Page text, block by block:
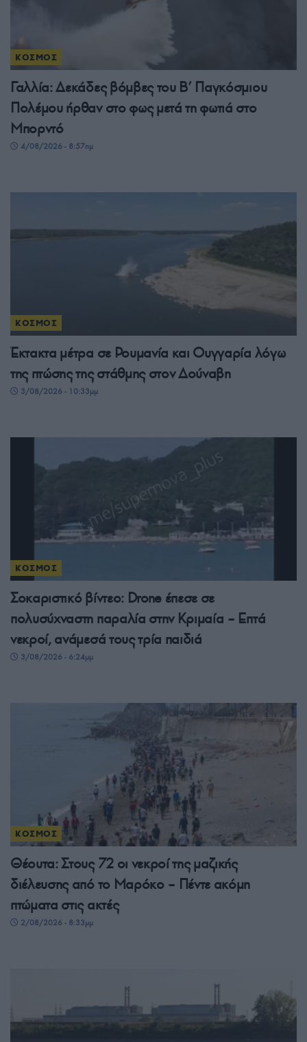
ΚΟΣΜΟΣ
Γαλλία: Δεκάδες βόμβες του Β’ Παγκόσμιου
Πολέμου ήρθαν στο φως μετά τη φωτιά στο
Μπορντό
4/08/2026 - 8:57πμ
ΚΟΣΜΟΣ
Έκτακτα μέτρα σε Ρουμανία και Ουγγαρία λόγω
της πτώσης της στάθμης στον Δούναβη
3/08/2026 - 10:33μμ
ΚΟΣΜΟΣ
Σοκαριστικό βίντεο: Drone έπεσε σε
πολυσύχναστη παραλία στην Κριμαία – Επτά
νεκροί, ανάμεσά τους τρία παιδιά
3/08/2026 - 6:24μμ
ΚΟΣΜΟΣ
Θέουτα: Στους 72 οι νεκροί της μαζικής
διέλευσης από το Μαρόκο – Πέντε ακόμη
πτώματα στις ακτές
2/08/2026 - 8:33μμ